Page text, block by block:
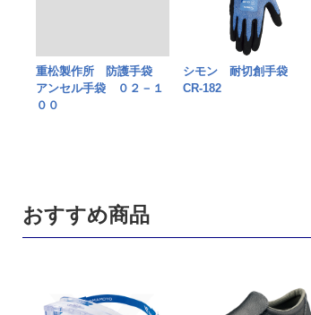
重松製作所 防護手袋
アンセル手袋 ０２－１
００
シモン 耐切創手袋
CR-182
おすすめ商品